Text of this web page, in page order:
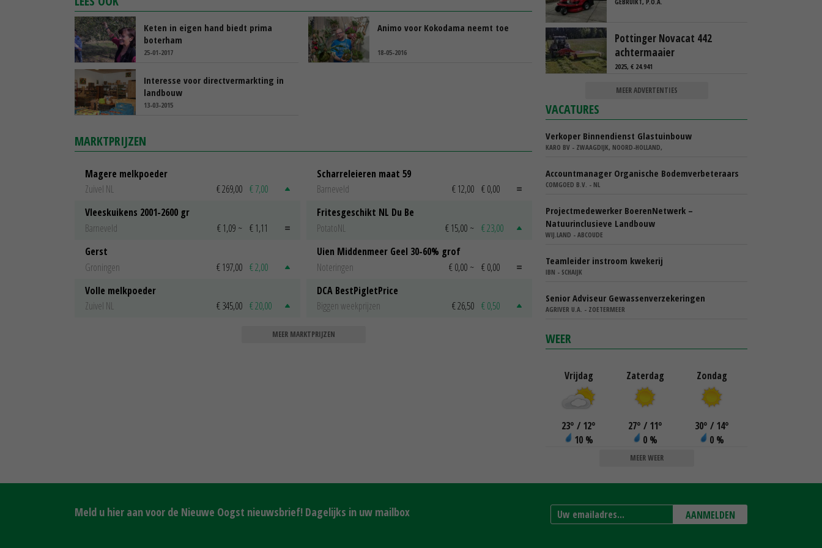
Keten in eigen hand biedt prima
boterham
25-01-2017
Animo voor Kokodama neemt toe
18-05-2016
Interesse voor directvermarkting in
landbouw
13-03-2015
MARKTPRIJZEN
Magere melkpoeder
Zuivel NL
€ 269,00 € 7,00
Vleeskuikens 2001-2600 gr
Barneveld
€ 1,09 ~ € 1,11
Gerst
Groningen
€ 197,00 € 2,00
Volle melkpoeder
Zuivel NL
€ 345,00 € 20,00
Scharreleieren maat 59
Barneveld
€ 12,00 € 0,00
Fritesgeschikt NL Du Be
PotatoNL
€ 15,00 ~ € 23,00
Uien Middenmeer Geel 30-60% grof
Noteringen
€ 0,00 ~ € 0,00
DCA BestPigletPrice
Biggen weekprijzen
€ 26,50 € 0,50
MEER MARKTPRIJZEN
Pottinger Novacat 442
achtermaaier
2025, € 24.941
MEER ADVERTENTIES
VACATURES
Verkoper Binnendienst Glastuinbouw
KARO BV - ZWAAGDIJK, NOORD-HOLLAND,
Accountmanager Organische Bodemverbeteraars
COMGOED B.V. - NL
Projectmedewerker BoerenNetwerk –
Natuurinclusieve Landbouw
WIJ.LAND - ABCOUDE
Teamleider instroom kwekerij
IBN - SCHAIJK
Senior Adviseur Gewassenverzekeringen
AGRIVER U.A. - ZOETERMEER
WEER
Vrijdag
23° / 12°
10 %
Zaterdag
27° / 11°
0 %
Zondag
30° / 14°
0 %
MEER WEER
Meld u hier aan voor de Nieuwe Oogst nieuwsbrief! Dagelijks in uw mailbox AANMELDEN